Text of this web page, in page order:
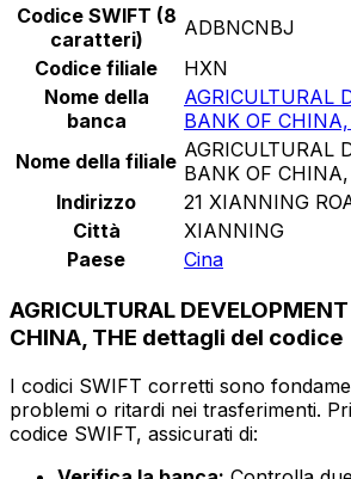
Codice SWIFT (8
caratteri)
ADBNCNBJ
Codice filiale
HXN
Nome della
banca
AGRICULTURAL
BANK OF
Nome della filiale AGRICULTURAL
BANK OF
Indirizzo
21 XIANNING
Città
XIANNING
Paese
Cina
AGRICULTURAL
CHINA, THE dettagli del codice
I codici SWIFT corretti sono
problemi o ritardi nei trasferimenti.
codice SWIFT, assicurati di: